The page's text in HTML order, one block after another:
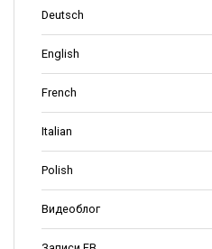
Deutsch
English
French
Italian
Polish
Видеоблог